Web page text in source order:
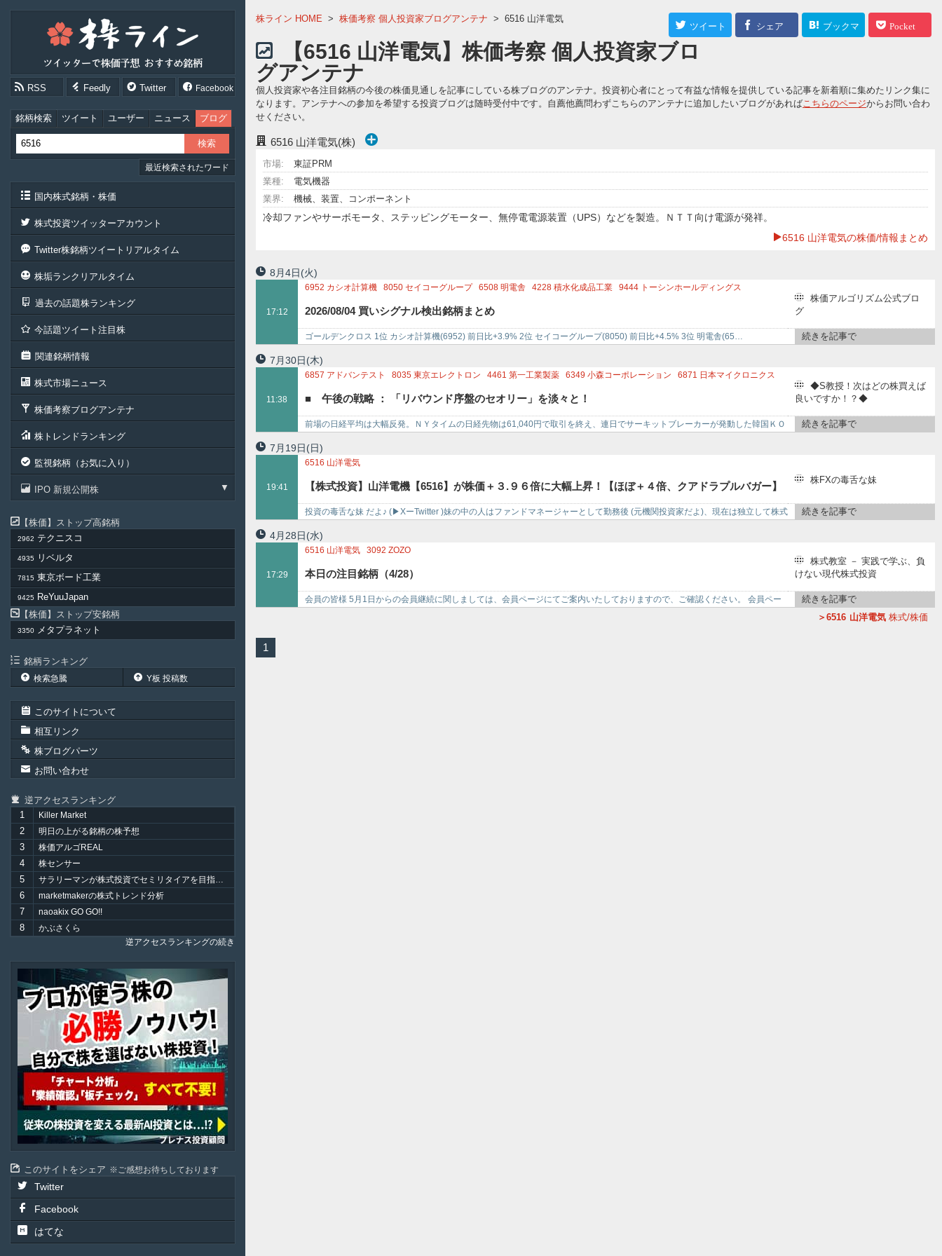
RSS Feedly Twitter Facebook
銘柄検索 ツイート ユーザー ニュース ブログ
最近検索されたワード
国内株式銘柄・株価
株式投資ツイッターアカウント
Twitter株銘柄ツイートリアルタイム
株垢ランクリアルタイム
過去の話題株ランキング
今話題ツイート注目株
関連銘柄情報
株式市場ニュース
株価考察ブログアンテナ
株トレンドランキング
監視銘柄（お気に入り）
IPO 新規公開株
株価 ストップ高銘柄
2962 テクニスコ
4935 リベルタ
7815 東京ボード工業
9425
ReYuuJapan
株価
ストップ安銘柄
3350 メタプラネット
銘柄ランキング
検索急騰 Y板 投稿数
このサイトについて
相互リンク
株ブログパーツ
お問い合わせ
逆アクセスランキング
1
Killer Market
2 明日の上がる銘柄の株予想
3 株価アルゴREAL
4 株センサー
5 サラリーマンが株式投資でセミリタイアを目指してみました。
6 marketmakerの株式トレンド分析
7 naoakix GO GO!!
8
かぶさくら
逆アクセスランキングの続き
このサイトをシェア ご感想お待ちしております
Twitter
Facebook
はてな
株ライン HOME > 株価考察 個人投資家ブログアンテナ > 6516 山洋電気
ツイート シェア ブックマ Pocket
【6516 山洋電気】株価考察 個人投資家ブロ
グアンテナ
個人投資家や各注目銘柄の今後の株価見通しを記事にしている株ブログのアンテナ。投資初心者にとって有益な情報を提供している記事を新着順に集めたリンク集に
なります。アンテナへの参加を希望する投資ブログは随時受付中です。自薦他薦問わずこちらのアンテナに追加したいブログがあればこちらのページからお問い合わ
せください。
6516 山洋電気(株)
市場:
東証PRM
業種:
電気機器
業界:
機械、装置、コンポーネント
冷却ファンやサーボモータ、ステッピングモーター、無停電電源装置（UPS）などを製造。ＮＴＴ向け電源が発祥。
6516 山洋電気の株価/情報まとめ
8月4日(火)
17:12
6952 カシオ計算機 8050 セイコーグループ 6508 明電舎 4228 積水化成品工業 9444 トーシンホールディングス
三社電機製作所 7366LITALICO 6629 テクノホライゾン
6834精工技研 3103ユニチカ 6464ツバキ・ナカシマ 6516 山洋電気
株価アルゴリズム公式ブロ
グ
2026/08/04 買いシグナル検出銘柄まとめ
ゴールデンクロス 1位 カシオ計算機(6952) 前日比+3.9% 2位 セイコーグループ(8050) 前日比+4.5% 3位 明電舎(65… 続きを記事で
7月30日(木)
11:38
6857 アドバンテスト 8035 東京エレクトロン 4461 第一工業製薬 6349 小森コーポレーション 6871 日本マイクロニクス
東京計器
テセック 6946 日本アビオニクス 3449テクノフレックス
◆S教授！次はどの株買えば
良いですか！？◆
■ 午後の戦略 ： 「リバウンド序盤のセオリー」を淡々と！
前場の日経平均は大幅反発。ＮＹタイムの日経先物は61,040円で取引を終え、連日でサーキットブレーカーが発動した韓国ＫＯ
続きを記事で
7月19日(日)
19:41
6516 山洋電気
株FXの毒舌な妹
【株式投資】山洋電機【6516】が株価＋３.９６倍に大幅上昇！【ほぼ＋４倍、クアドラプルバガー】
【特別編株】
投資の毒舌な妹 だよ♪ (▶XーTwitter )妹の中の人はファンドマネージャーとして勤務後 (元機関投資家だよ)、現在は独立して株式
続きを記事で
4月28日(水)
17:29
6516 山洋電気 3092 ZOZO
株式教室 － 実践で学ぶ、負
けない現代株式投資
本日の注目銘柄（4/28）
会員の皆様 5月1日からの会員継続に関しましては、会員ページにてご案内いたしておりますので、ご確認ください。 会員ペー
続きを記事で
6516 山洋電気 株式/株価
1